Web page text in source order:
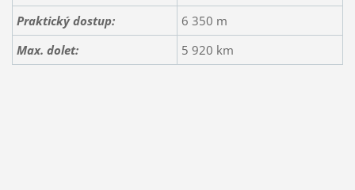
Praktický dostup:
6 350 m
Max. dolet:
5 920 km